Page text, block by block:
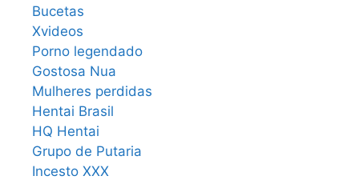
Bucetas
Xvideos
Porno legendado
Gostosa Nua
Mulheres perdidas
Hentai Brasil
HQ Hentai
Grupo de Putaria
Incesto XXX